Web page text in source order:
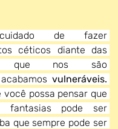
de fazer
céticos diante das
que nos são
vulneráveis.
você possa pensar que
fantasias pode ser
que sempre pode ser